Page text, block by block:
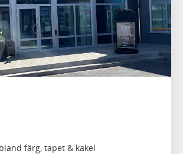
färg, tapet & kakel